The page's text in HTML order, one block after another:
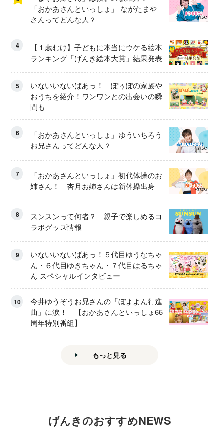
「おかあさんといっしょ」 ながたまや
さんってどんな人？
4
【１歳むけ】子どもに本当にウケる絵本
ランキング「げんき絵本大賞」結果発表
5
いないいないばあっ！ ぽぅぽの家族や
おうちを紹介！ワンワンとの出会いの瞬
間も
6
「おかあさんといっしょ」ゆういちろう
お兄さんってどんな人？
7
「おかあさんといっしょ」初代体操のお
姉さん！ 杏月お姉さんは新体操出身
8
スンスンって何者？ 親子で楽しめるコ
ラボグッズ情報
9
いないいないばあっ！５代目ゆうなちゃ
ん・６代目ゆきちゃん・７代目はるちゃ
ん スペシャルインタビュー
10
今井ゆうぞうお兄さんの「ぼよよん行進
曲」に涙！ 【おかあさんといっしょ65
周年特別番組】
もっと見る
げんきのおすすめNEWS